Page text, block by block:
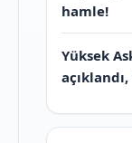
hamle!
Yüksek